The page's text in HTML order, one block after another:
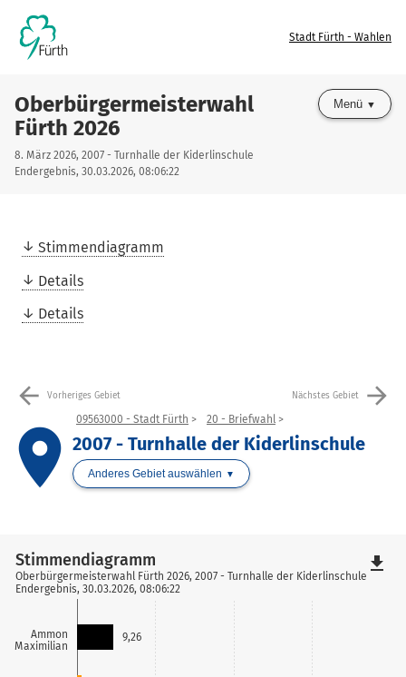
Stadt Fürth - Wahlen
Oberbürgermeisterwahl
Fürth 2026
8. März 2026, 2007 - Turnhalle der Kiderlinschule
Endergebnis, 30.03.2026, 08:06:22
Menü
Stimmendiagramm
Details
Details
arrow_back Vorheriges Gebiet Nächstes Gebiet arrow_forward
place
09563000 - Stadt Fürth 20 - Briefwahl
2007 - Turnhalle der Kiderlinschule
Anderes Gebiet auswählen
Ammon
Maximilian
9,26
Stimmendiagramm
Oberbürgermeisterwahl Fürth 2026, 2007 - Turnhalle der Kiderlinschule
Endergebnis, 30.03.2026, 08:06:22
file_download